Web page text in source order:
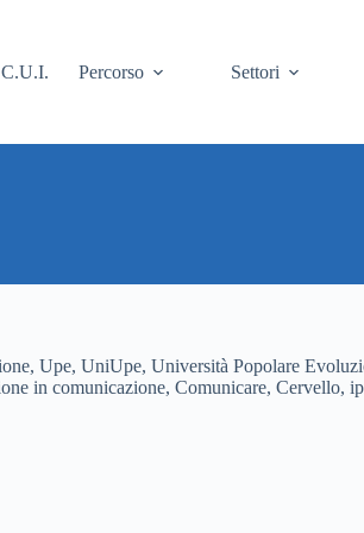
C.U.I. Percorso Settori